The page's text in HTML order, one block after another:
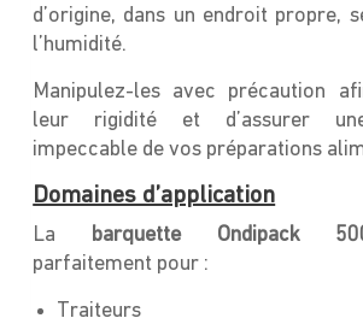
d’origine, dans un endroit propre,
l’humidité.
Manipulez-les avec précaution
leur rigidité et d’assurer
impeccable de vos préparations
Domaines d’application
La barquette Ondipack
parfaitement pour :
Traiteurs